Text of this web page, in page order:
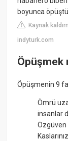
boyunca
Kaynak
indyturk.com
Öpüşmek
Öpüşmenin 9
Ömrü
insanlar
Özgüven